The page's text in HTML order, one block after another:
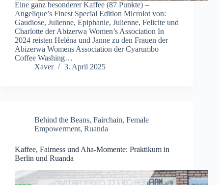
Eine ganz besonderer Kaffee (87 Punkte) –
Angelique’s Finest Special Edition Microlot von:
Gaudiose, Julienne, Epiphanie, Julienne, Felicite und
Charlotte der Abizerwa Women’s Association In
2024 reisten Heléna und Janne zu den Frauen der
Abizerwa Womens Association der Cyarumbo
Coffee Washing…
Xaver
3. April 2025
Behind the Beans, Fairchain, Female
Empowerment, Ruanda
Kaffee, Fairness und Aha-Momente: Praktikum in
Berlin und Ruanda